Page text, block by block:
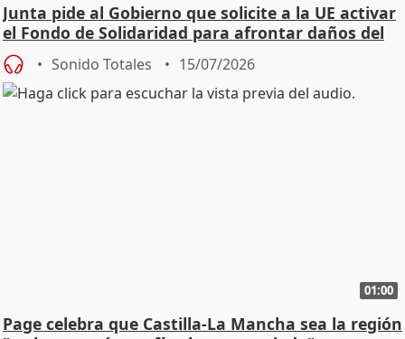
Junta pide al Gobierno que solicite a la UE activar
el Fondo de Solidaridad para afrontar daños del
Sonido Totales 15/07/2026
01:00
Page celebra que Castilla-La Mancha sea la región